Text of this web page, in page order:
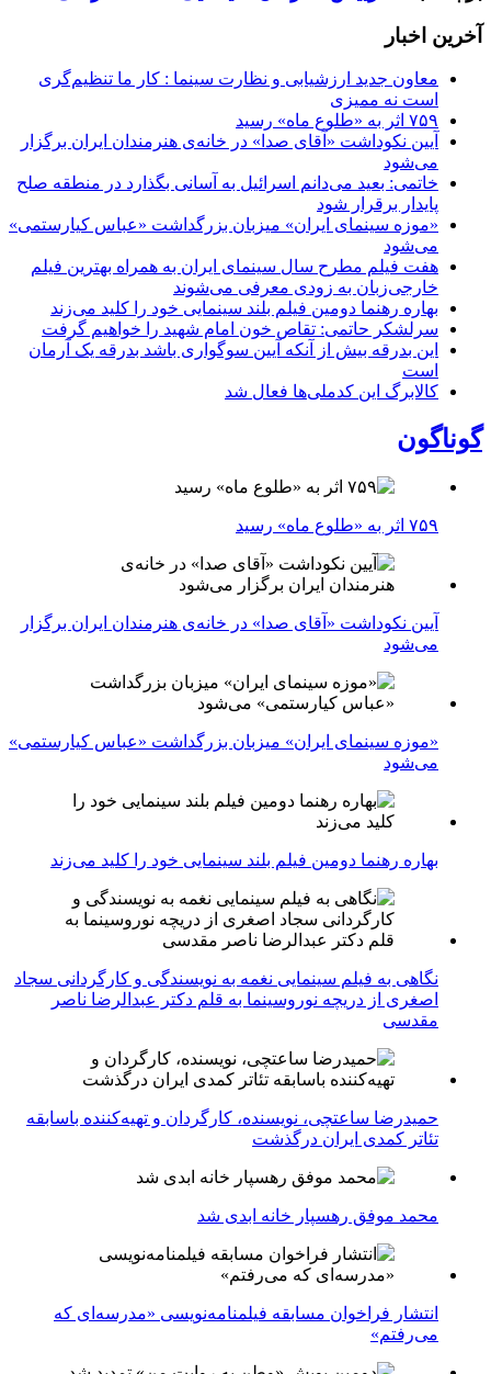
آخرین اخبار
معاون جدید ارزشیابی و نظارت سینما : کار ما تنظیم‌گری
است نه ممیزی
۷۵۹ اثر به «طلوع ماه» رسید
آیین نکوداشت «آقای صدا» در خانه‌ی هنرمندان ایران برگزار
می‌شود
خاتمی: بعید می‌دانم اسرائیل به آسانی بگذارد در منطقه صلح
پایدار برقرار شود
«موزه سینمای ایران» میزبان بزرگداشت «عباس کیارستمی»
می‌شود
هفت فیلم مطرح سال سینمای ایران به همراه بهترین فیلم
خارجی‌زبان به زودی معرفی می‌شوند
بهاره رهنما دومین فیلم بلند سینمایی خود را کلید می‌زند
سرلشکر حاتمی: تقاص خون امام شهید را خواهیم گرفت
این بدرقه بیش از آنکه آیین سوگواری باشد بدرقه یک آرمان
است
کالابرگ این کدملی‌ها فعال شد
گوناگون
۷۵۹ اثر به «طلوع ماه» رسید
آیین نکوداشت «آقای صدا» در خانه‌ی هنرمندان ایران برگزار
می‌شود
«موزه سینمای ایران» میزبان بزرگداشت «عباس کیارستمی»
می‌شود
بهاره رهنما دومین فیلم بلند سینمایی خود را کلید می‌زند
نگاهی به فیلم سینمایی نغمه به نویسندگی و کارگردانی سجاد
اصغری از دریچه نوروسینما به قلم دکتر عبدالرضا ناصر
مقدسی
حمیدرضا ساعتچی، نویسنده، کارگردان و تهیه‌کننده باسابقه
تئاتر کمدی ایران درگذشت
محمد موفق رهسپار خانه ابدی شد
انتشار فراخوان مسابقه فیلمنامه‌نویسی «مدرسه‌ای که
می‌رفتم»